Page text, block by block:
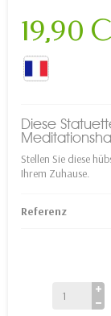
19,90
Diese
Stellen Sie diese
Ihrem Zuhause.
Referenz